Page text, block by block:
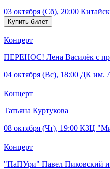
03 октября (Сб), 20:00
Концерт
ПЕРЕНОС! Лена Василёк с
04 октября (Вс), 18:00 ДК им.
Концерт
Татьяна Куртукова
08 октября (Чт), 19:00 КЗЦ
Концерт
"ПаПУри" Павел Пиковский и